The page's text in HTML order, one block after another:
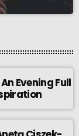
Evening Full